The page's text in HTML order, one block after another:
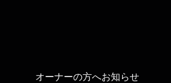
オーナーの方へお知らせ